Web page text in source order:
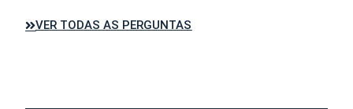
VER TODAS AS PERGUNTAS